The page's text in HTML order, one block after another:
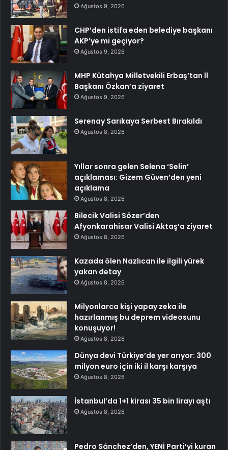
Ağustos 9, 2026
CHP’den istifa eden belediye başkanı
AKP’ye mi geçiyor?
Ağustos 9, 2026
MHP Kütahya Milletvekili Erbaş’tan İl
Başkanı Özkan’a ziyaret
Ağustos 9, 2026
Serenay Sarıkaya Serbest Bırakıldı
Ağustos 8, 2026
Yıllar sonra gelen Selena ‘Selin’
açıklaması: Gizem Güven’den yeni
açıklama
Ağustos 8, 2026
Bilecik Valisi Sözer’den
Afyonkarahisar Valisi Aktaş’a ziyaret
Ağustos 8, 2026
Kazada ölen Nazlıcan ile ilgili yürek
yakan detay
Ağustos 8, 2026
Milyonlarca kişi yapay zeka ile
hazırlanmış bu deprem videosunu
konuşuyor!
Ağustos 8, 2026
Dünya devi Türkiye’de yer arıyor: 300
milyon euro için iki il karşı karşıya
Ağustos 8, 2026
İstanbul’da 1+1 kirası 35 bin lirayı aştı
Ağustos 8, 2026
Pedro Sánchez’den, YENİ Parti’yi kuran